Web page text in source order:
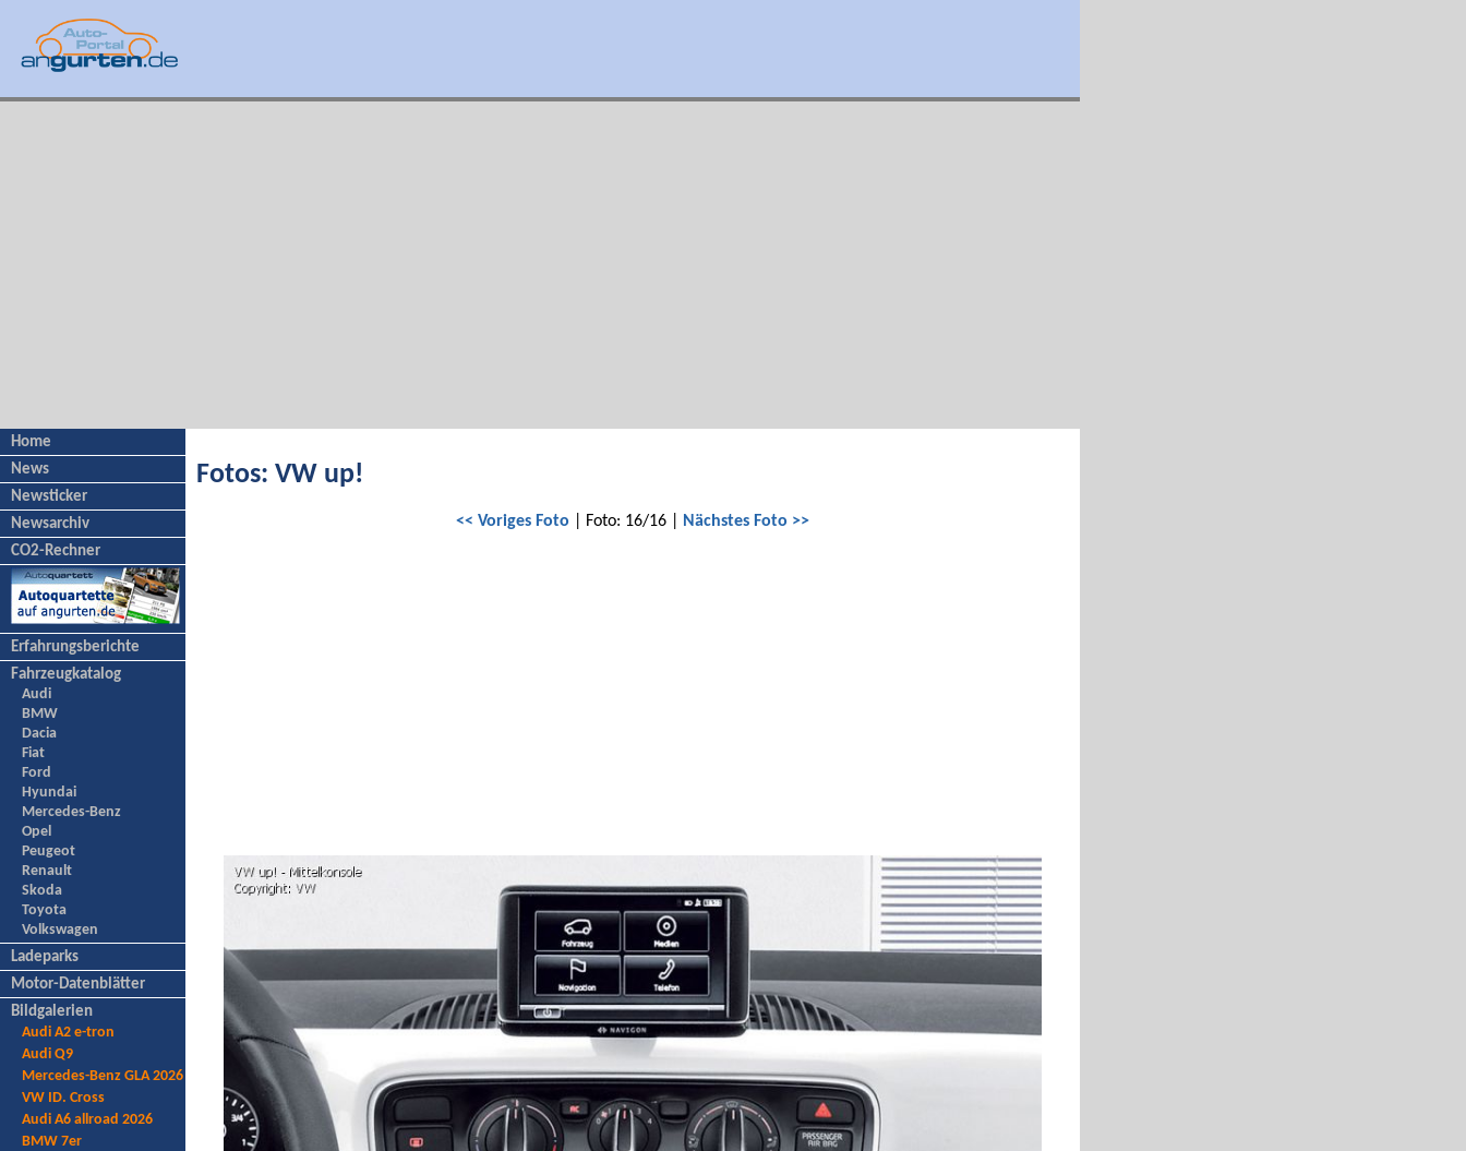
Home
News
Newsticker
Newsarchiv
CO2-Rechner
Erfahrungsberichte
Fahrzeugkatalog
Audi
BMW
Dacia
Fiat
Ford
Hyundai
Mercedes-Benz
Opel
Peugeot
Renault
Skoda
Toyota
Volkswagen
Ladeparks
Motor-Datenblätter
Bildgalerien
Audi A2 e-tron
Audi Q9
Mercedes-Benz GLA 2026
VW ID. Cross
Audi A6 allroad 2026
BMW 7er
Fotos: VW up!
<< Voriges Foto | Foto: 16/16 | Nächstes Foto >>